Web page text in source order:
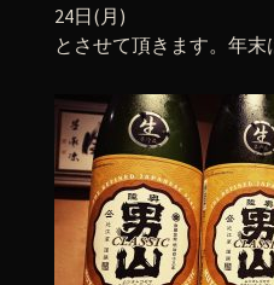
24日(月)
とさせて頂きます。年末